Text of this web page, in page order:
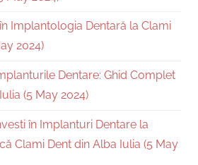
Implantologia Dentară la Clami
2024)
Dentare: Ghid Complet
(5 May 2024)
în Implanturi Dentare la
Clami Dent din Alba Iulia (5 May